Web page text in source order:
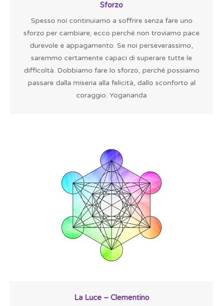
Sforzo
Spesso noi continuiamo a soffrire senza fare uno
sforzo per cambiare; ecco perché non troviamo pace
durevole e appagamento. Se noi perseverassimo,
saremmo certamente capaci di superare tutte le
difficoltà. Dobbiamo fare lo sforzo, perché possiamo
passare dalla miseria alla felicità, dallo sconforto al
coraggio. Yogananda
La Luce – Clementino